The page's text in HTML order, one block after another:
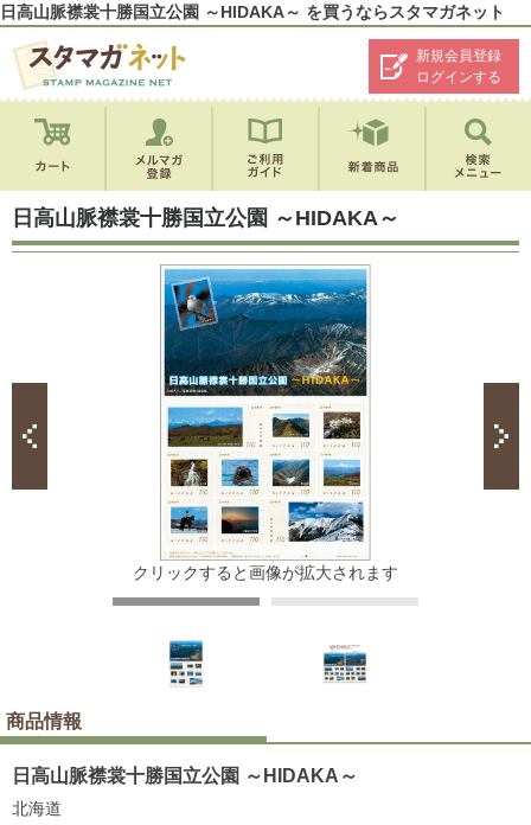
日高山脈襟裳十勝国立公園 ～HIDAKA～ を買うならスタマガネット
新規会員登録
ログインする
日高山脈襟裳十勝国立公園 ～HIDAKA～
クリックすると画像が拡大されます
商品情報
日高山脈襟裳十勝国立公園 ～HIDAKA～
北海道